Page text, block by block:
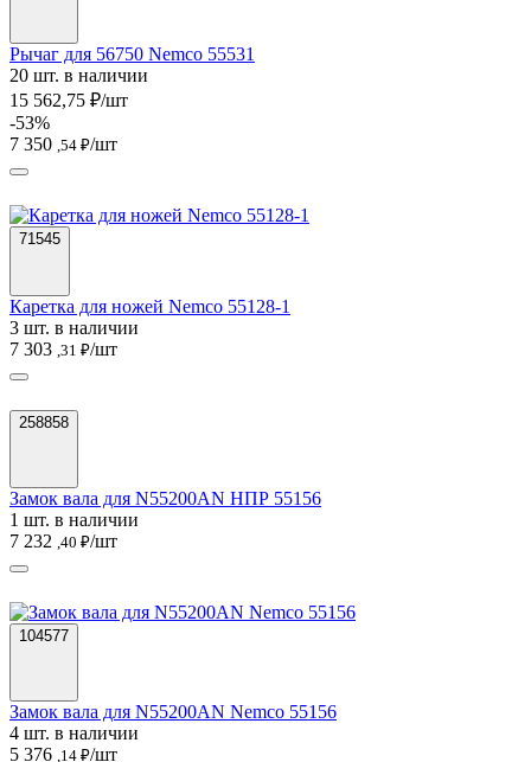
Рычаг для 56750 Nemco 55531
20 шт. в наличии
15 562,75 ₽/шт
-53%
7 350 ,54 ₽/шт
71545
Каретка для ножей Nemco 55128-1
3 шт. в наличии
7 303 ,31 ₽/шт
258858
Замок вала для N55200AN НПР 55156
1 шт. в наличии
7 232 ,40 ₽/шт
104577
Замок вала для N55200AN Nemco 55156
4 шт. в наличии
5 376 ,14 ₽/шт